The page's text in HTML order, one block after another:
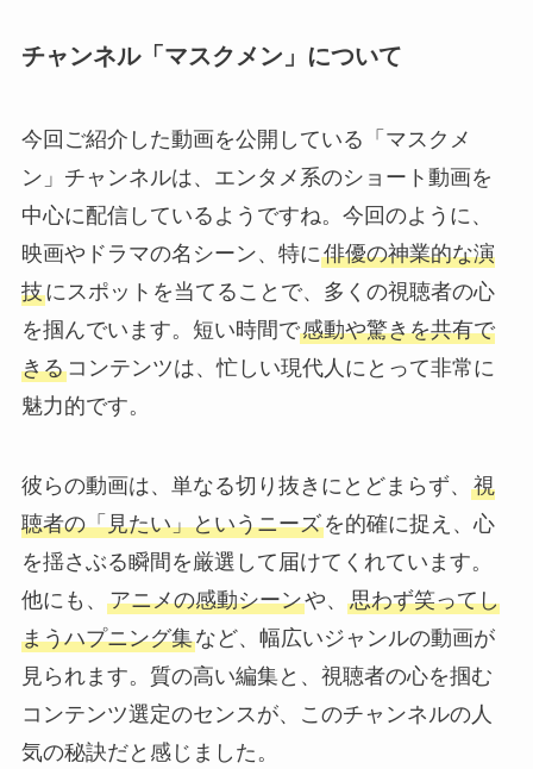
チャンネル「マスクメン」について
今回ご紹介した動画を公開している「マスクメ
ン」チャンネルは、エンタメ系のショート動画を
中心に配信しているようですね。今回のように、
映画やドラマの名シーン、特に俳優の神業的な演
技にスポットを当てることで、多くの視聴者の心
を掴んでいます。短い時間で感動や驚きを共有で
きるコンテンツは、忙しい現代人にとって非常に
魅力的です。
彼らの動画は、単なる切り抜きにとどまらず、 視
聴者の「見たい」というニーズを的確に捉え、心
を揺さぶる瞬間を厳選して届けてくれています。
他にも、 アニメの感動シーンや、 思わず笑ってし
まうハプニング集など、幅広いジャンルの動画が
見られます。質の高い編集と、視聴者の心を掴む
コンテンツ選定のセンスが、このチャンネルの人
気の秘訣だと感じました。